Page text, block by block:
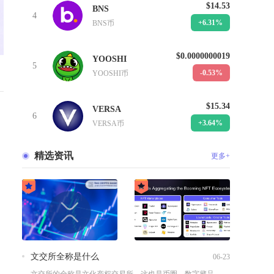
4
BNS
BNS币
$14.53
+6.31%
5
YOOSHI
YOOSHI币
$0.0000000019
-0.53%
6
VERSA
VERSA币
$15.34
+3.64%
精选资讯 更多+
文交所全称是什么 06-23